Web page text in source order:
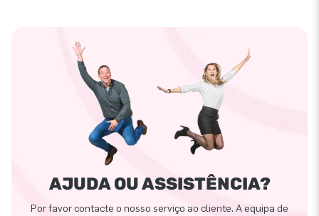
AJUDA OU ASSISTÊNCIA?
Por favor contacte o nosso serviço ao cliente. A equipa de